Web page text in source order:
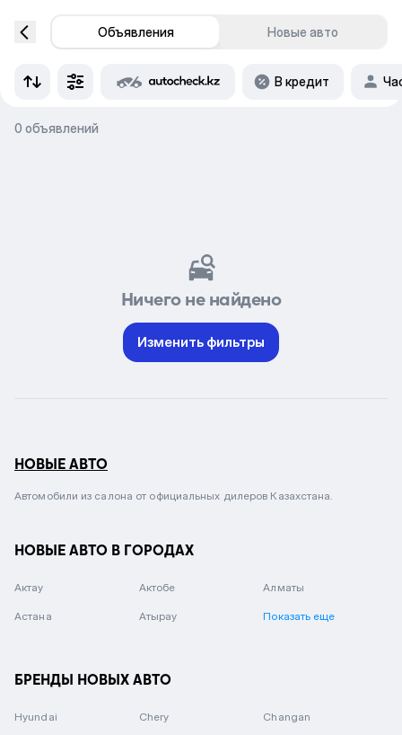
Объявления Новые авто
В кредит
0 объявлений
Ничего не найдено
Изменить фильтры
НОВЫЕ АВТО
Автомобили из салона от официальных дилеров Казахстана.
НОВЫЕ АВТО В ГОРОДАХ
Актау Актобе Алматы
Астана Атырау Показать еще
БРЕНДЫ НОВЫХ АВТО
Hyundai Chery Changan